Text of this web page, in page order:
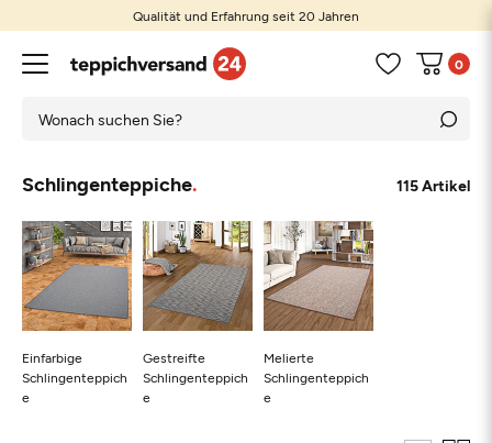
Qualität und Erfahrung seit 20 Jahren
0
Schlingenteppiche 115 Artikel
Einfarbige
Schlingenteppich
e
Gestreifte
Schlingenteppich
e
Melierte
Schlingenteppich
e